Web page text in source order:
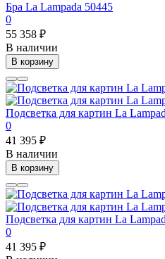
Бра La Lampada 50445
0
55 358 ₽
В наличии
В корзину
Подсветка для картин La
0
41 395 ₽
В наличии
В корзину
Подсветка для картин La
0
41 395 ₽